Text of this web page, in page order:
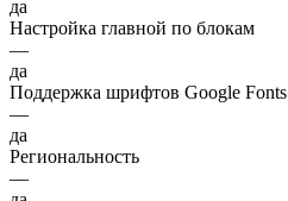
да
Настройка главной по блокам
—
да
Поддержка шрифтов Google Fonts
—
да
Региональность
—